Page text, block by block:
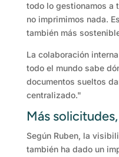
todo lo gestionamos a
no imprimimos nada.
también más
La colaboración
todo el mundo sabe
documentos sueltos
centralizado."
Más
Según Ruben, la
también ha dado un